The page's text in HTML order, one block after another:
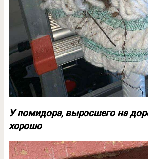
У помидора, выросшего на
хорошо